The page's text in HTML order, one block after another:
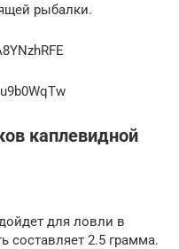
рыбалки.
каплевидной
для ловли в
составляет 2.5 грамма.